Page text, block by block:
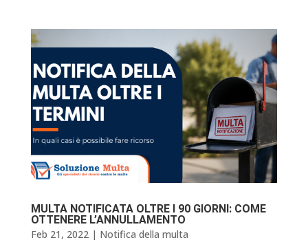
MULTA NOTIFICATA OLTRE I 90 GIORNI: COME
OTTENERE L’ANNULLAMENTO
Feb 21, 2022| Notifica della multa